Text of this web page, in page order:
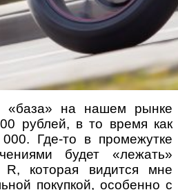
«база» на нашем рынке
рублей, в то время как
Где-то в промежутке
будет «лежать»
которая видится мне
покупкой, особенно с